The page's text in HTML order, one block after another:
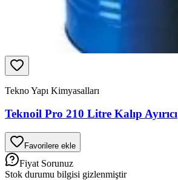
Tekno Yapı Kimyasalları
Teknoil Pro 210 Litre Kalıp Ayırıcı
Favorilere ekle
Fiyat Sorunuz
Stok durumu bilgisi gizlenmiştir